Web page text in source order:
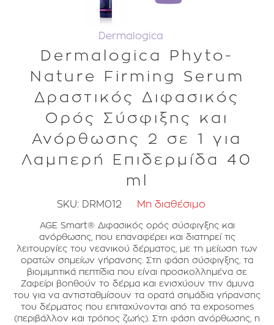
Dermalogica
Dermalogica Phyto-
Nature Firming Serum
Δραστικός Διφασικός
Ορός Σύσφιξης και
Ανόρθωσης 2 σε 1 για
Λαμπερή Επιδερμίδα 40
ml
SKU: DRM012 Μη διαθέσιμο
AGE Smart® Διφασικός ορός σύσφιγξης και
ανόρθωσης, που επαναφέρει και διατηρεί τις
λειτουργίες του νεανικού δέρματος, με τη μείωση των
ορατών σημείων γήρανσης. Στη φάση σύσφιγξης, τα
βιομιμητικά πεπτίδια που είναι προσκολλημένα σε
Ζαφείρι βοηθούν το δέρμα και ενισχύουν την άμυνα
του για να αντισταθμίσουν τα ορατά σημάδια γήρανσης
του δέρματος που επιταχύνονται από τα exposomes
(περιβάλλον και τρόπος ζωής). Στη φάση ανόρθωσης, η